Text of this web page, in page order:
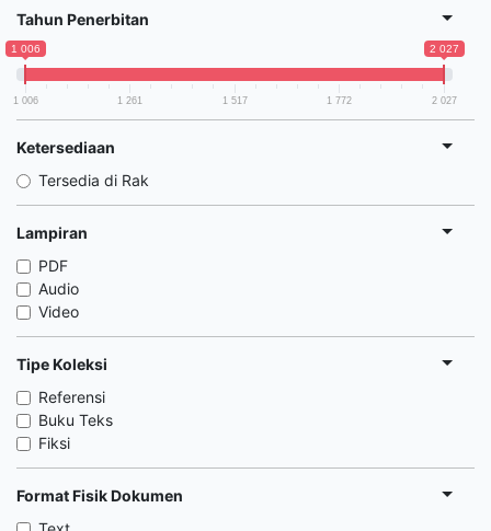
Tahun Penerbitan
1 006 2 027
1 006 1 261 1 517 1 772 2 027
Ketersediaan
Tersedia di Rak
Lampiran
PDF
Audio
Video
Tipe Koleksi
Referensi
Buku Teks
Fiksi
Format Fisik Dokumen